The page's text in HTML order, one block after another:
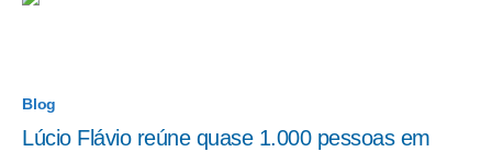
Blog
Lúcio Flávio reúne quase 1.000 pessoas em